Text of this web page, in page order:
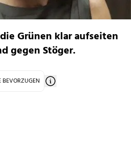
Grünen klar aufseiten
gegen Stöger.
BEVORZUGEN